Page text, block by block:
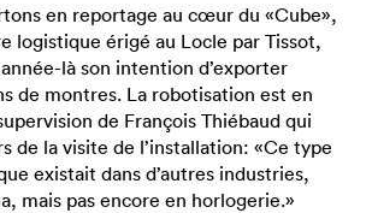
en reportage au cœur du «Cube»,
logistique érigé au Locle par Tissot,
là son intention d’exporter
de montres. La robotisation est en
de François Thiébaud qui
de la visite de l’installation: «Ce type
existait dans d’autres industries,
mais pas encore en horlogerie.»